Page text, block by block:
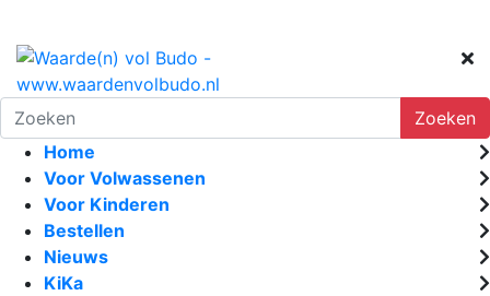
Zoeken
Home
Voor Volwassenen
Voor Kinderen
Bestellen
Nieuws
KiKa